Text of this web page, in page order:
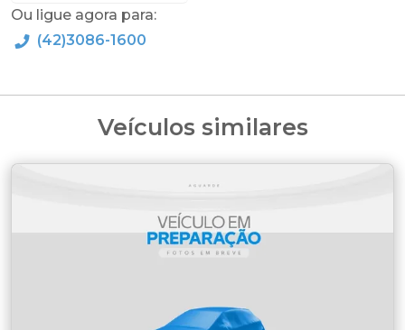
Ou ligue agora para:
(42)3086-1600
Veículos similares